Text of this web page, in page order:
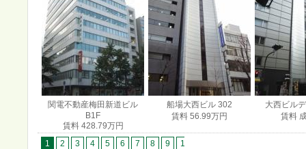
関電不動産梅田新道ビル
B1F
賃料 428.79万円
船場大西ビル 302
賃料 56.99万円
大西ビル
賃料
1 2 3 4 5 6 7 8 9 10